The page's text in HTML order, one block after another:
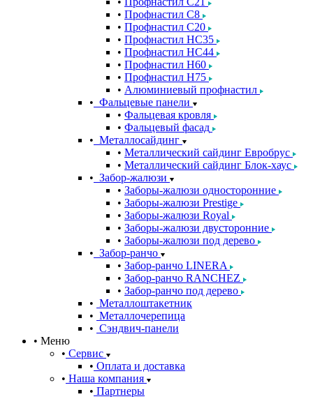
Профнастил С8
Профнастил С20
Профнастил НС35
Профнастил НС44
Профнастил Н60
Профнастил Н75
Алюминиевый профнастил
Фальцевые панели
Фальцевая кровля
Фальцевый фасад
Металлосайдинг
Металлический сайдинг Евробрус
Металлический сайдинг Блок-хаус
Забор-жалюзи
Заборы-жалюзи односторонние
Заборы-жалюзи Prestige
Заборы-жалюзи Royal
Заборы-жалюзи двусторонние
Заборы-жалюзи под дерево
Забор-ранчо
Забор-ранчо LINERA
Забор-ранчо RANCHEZ
Забор-ранчо под дерево
Металлоштакетник
Металлочерепица
Сэндвич-панели
Меню
Сервис
Оплата и доставка
Наша компания
Партнеры